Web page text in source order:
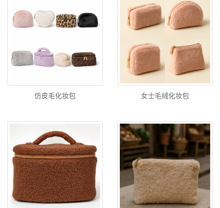
仿皮毛化妆包 女士毛绒化妆包